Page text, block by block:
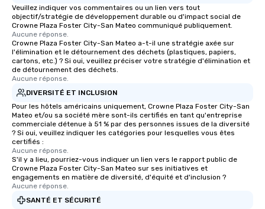
Veuillez indiquer vos commentaires ou un lien vers tout
objectif/stratégie de développement durable ou d'impact social de
Crowne Plaza Foster City-San Mateo communiqué publiquement.
Aucune réponse.
Crowne Plaza Foster City-San Mateo a-t-il une stratégie axée sur
l'élimination et le détournement des déchets (plastiques, papiers,
cartons, etc.) ? Si oui, veuillez préciser votre stratégie d'élimination et
de détournement des déchets.
Aucune réponse.
DIVERSITÉ ET INCLUSION
Pour les hôtels américains uniquement, Crowne Plaza Foster City-San
Mateo et/ou sa société mère sont-ils certifiés en tant qu'entreprise
commerciale détenue à 51 % par des personnes issues de la diversité
? Si oui, veuillez indiquer les catégories pour lesquelles vous êtes
certifiés :
Aucune réponse.
S'il y a lieu, pourriez-vous indiquer un lien vers le rapport public de
Crowne Plaza Foster City-San Mateo sur ses initiatives et
engagements en matière de diversité, d'équité et d'inclusion ?
Aucune réponse.
SANTÉ ET SÉCURITÉ